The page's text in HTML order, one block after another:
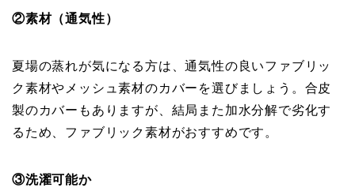
②素材（通気性）
夏場の蒸れが気になる方は、通気性の良いファブリッ
ク素材やメッシュ素材のカバーを選びましょう。合皮
製のカバーもありますが、結局また加水分解で劣化す
るため、ファブリック素材がおすすめです。
③洗濯可能か